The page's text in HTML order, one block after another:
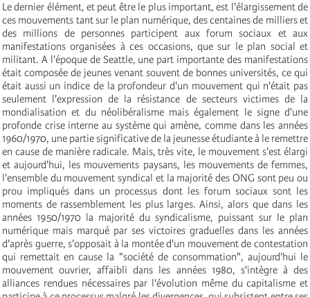
Le dernier élément, et peut être le plus important, est l'élargissement de
ces mouvements tant sur le plan numérique, des centaines de milliers et
des millions de personnes participent aux forum sociaux et aux
manifestations organisées à ces occasions, que sur le plan social et
militant. A l'époque de Seattle, une part importante des manifestations
était composée de jeunes venant souvent de bonnes universités, ce qui
était aussi un indice de la profondeur d'un mouvement qui n'était pas
seulement l'expression de la résistance de secteurs victimes de la
mondialisation et du néolibéralisme mais également le signe d'une
profonde crise interne au système qui amène, comme dans les années
1960/1970, une partie significative de la jeunesse étudiante à le remettre
en cause de manière radicale. Mais, très vite, le mouvement s'est élargi
et aujourd'hui, les mouvements paysans, les mouvements de femmes,
l'ensemble du mouvement syndical et la majorité des ONG sont peu ou
prou impliqués dans un processus dont les forum sociaux sont les
moments de rassemblement les plus larges. Ainsi, alors que dans les
années 1950/1970 la majorité du syndicalisme, puissant sur le plan
numérique mais marqué par ses victoires graduelles dans les années
d'après guerre, s'opposait à la montée d'un mouvement de contestation
qui remettait en cause la "société de consommation", aujourd'hui le
mouvement ouvrier, affaibli dans les années 1980, s'intègre à des
alliances rendues nécessaires par l'évolution même du capitalisme et